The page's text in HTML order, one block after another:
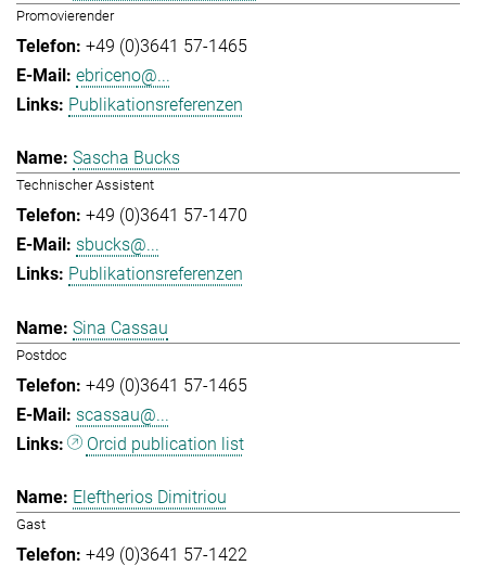
Promovierender
+49 (0)3641 57-1465
ebriceno@...
Publikationsreferenzen
Sascha Bucks
Technischer Assistent
+49 (0)3641 57-1470
sbucks@...
Publikationsreferenzen
Sina Cassau
Postdoc
+49 (0)3641 57-1465
scassau@...
Orcid publication list
Eleftherios Dimitriou
Gast
+49 (0)3641 57-1422